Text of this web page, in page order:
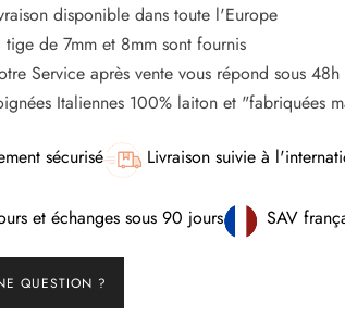
disponible dans toute l'Europe
tige de 7mm et 8mm sont fournis
Service après vente vous répond sous 48h
Italiennes 100% laiton et "fabriquées
sécurisé Livraison suivie à
et échanges sous 90 jours SAV
QUESTION ?